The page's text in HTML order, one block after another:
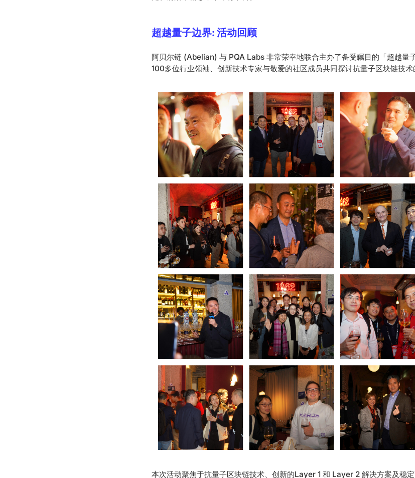
超越量子边界: 活动回顾
阿贝尔链 (Abelian) 与 PQA Labs 非常荣幸地联合主办了备受瞩目的「超越量
100多位行业领袖、创新技术专家与敬爱的社区成员共同探讨抗量子区块链技术
本次活动聚焦于抗量子区块链技术、创新的Layer 1 和 Layer 2 解决方案及稳